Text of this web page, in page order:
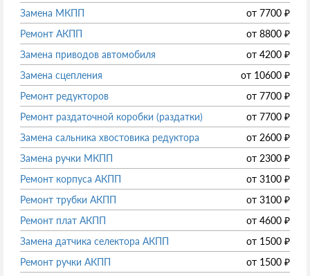
Замена МКПП
от 7700 ₽
Ремонт АКПП
от 8800 ₽
Замена приводов автомобиля
от 4200 ₽
Замена сцепления
от 10600 ₽
Ремонт редукторов
от 7700 ₽
Ремонт раздаточной коробки (раздатки)
от 7700 ₽
Замена сальника хвостовика редуктора
от 2600 ₽
Замена ручки МКПП
от 2300 ₽
Ремонт корпуса АКПП
от 3100 ₽
Ремонт трубки АКПП
от 3100 ₽
Ремонт плат АКПП
от 4600 ₽
Замена датчика селектора АКПП
от 1500 ₽
Ремонт ручки АКПП
от 1500 ₽